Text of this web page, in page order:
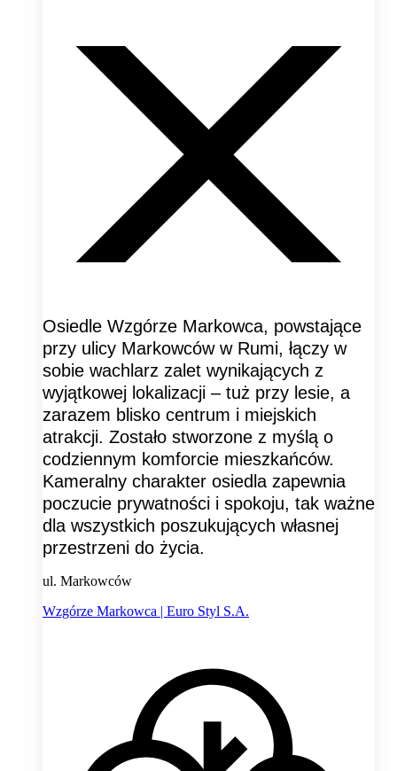
Osiedle Wzgórze Markowca, powstające
przy ulicy Markowców w Rumi, łączy w
sobie wachlarz zalet wynikających z
wyjątkowej lokalizacji – tuż przy lesie, a
zarazem blisko centrum i miejskich
atrakcji. Zostało stworzone z myślą o
codziennym komforcie mieszkańców.
Kameralny charakter osiedla zapewnia
poczucie prywatności i spokoju, tak ważne
dla wszystkich poszukujących własnej
przestrzeni do życia.
ul. Markowców
Wzgórze Markowca | Euro Styl S.A.